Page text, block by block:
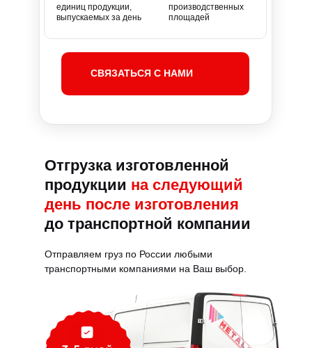
единиц продукции,
выпускаемых за день
производственных
площадей
СВЯЗАТЬСЯ С НАМИ
Отгрузка изготовленной
продукции на следующий
день после изготовления
до транспортной компании
Отправляем груз по России любыми
транспортными компаниями на Ваш выбор.